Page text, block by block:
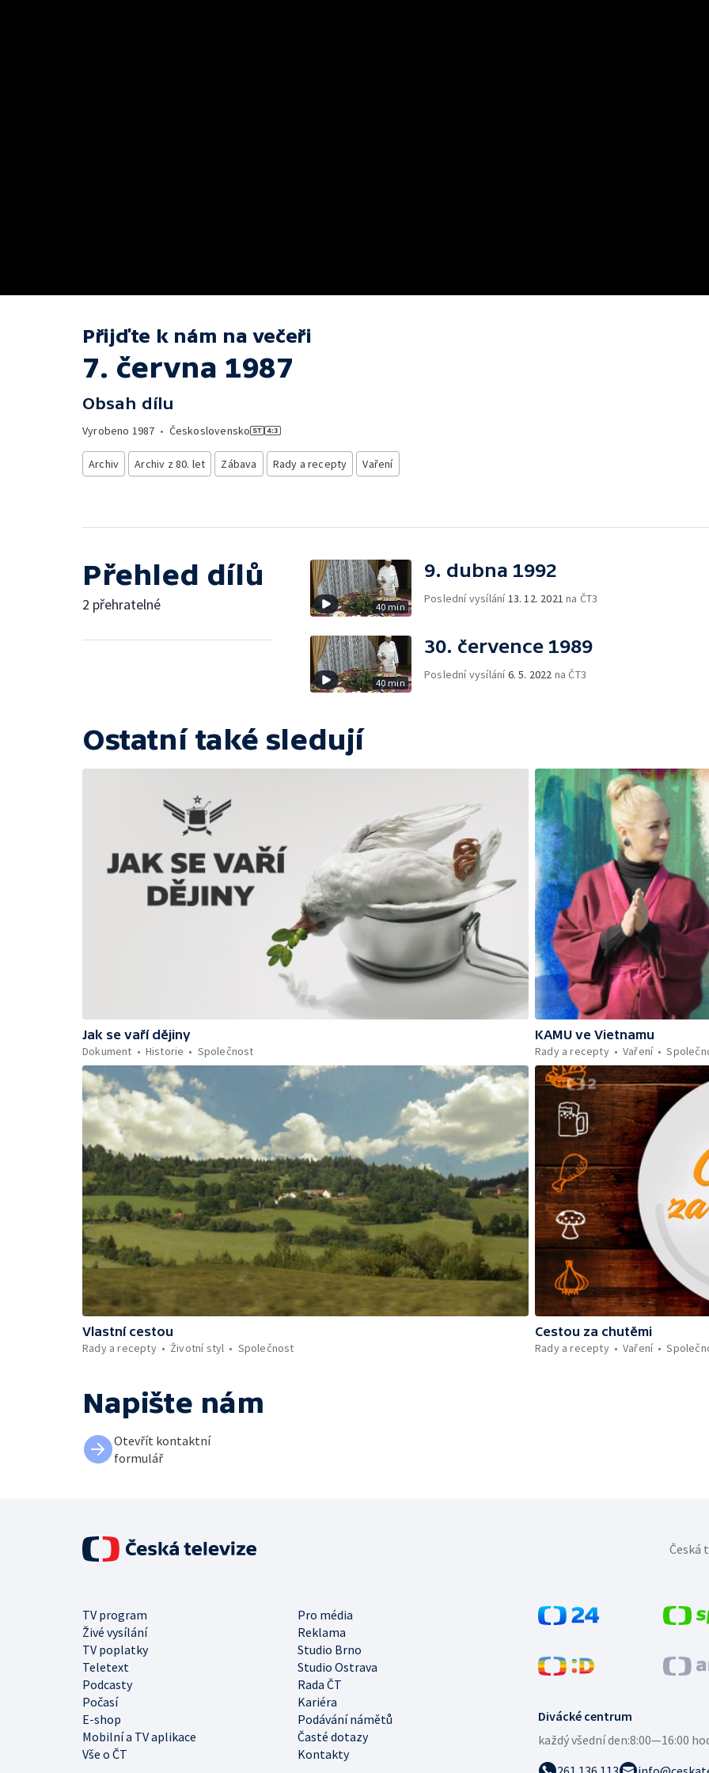
Přijďte k nám na večeři
7. června 1987
Obsah dílu
Vyrobeno 1987 • Československo
Archiv Archiv z 80. let Zábava Rady a recepty Vaření
Přehled dílů
2 přehratelné 40 min
9. dubna 1992
Poslední vysílání 13. 12. 2021 na ČT3
40 min
30. července 1989
Poslední vysílání6. 5. 2022 na ČT3
Ostatní také sledují
Jak se vaří dějiny
Dokument
Historie Společnost
KAMU ve Vietnamu
Rady a recepty
Vaření
Vlastní cestou
Rady a recepty
Životní styl Společnost
Cestou za chutěmi
Rady a recepty
Vaření
Napište nám
Otevřít kontaktní
formulář
Divácké centrum
každý všední den:8:00—16:00
TV program
Pro média
Živé vysílání
Reklama
TV poplatky
Studio Brno
Teletext
Studio Ostrava
Podcasty
Rada ČT
Počasí
Kariéra
E-shop
Podávání námětů
Mobilní a TV aplikace
Časté dotazy
Vše o ČT
Kontakty
Česká